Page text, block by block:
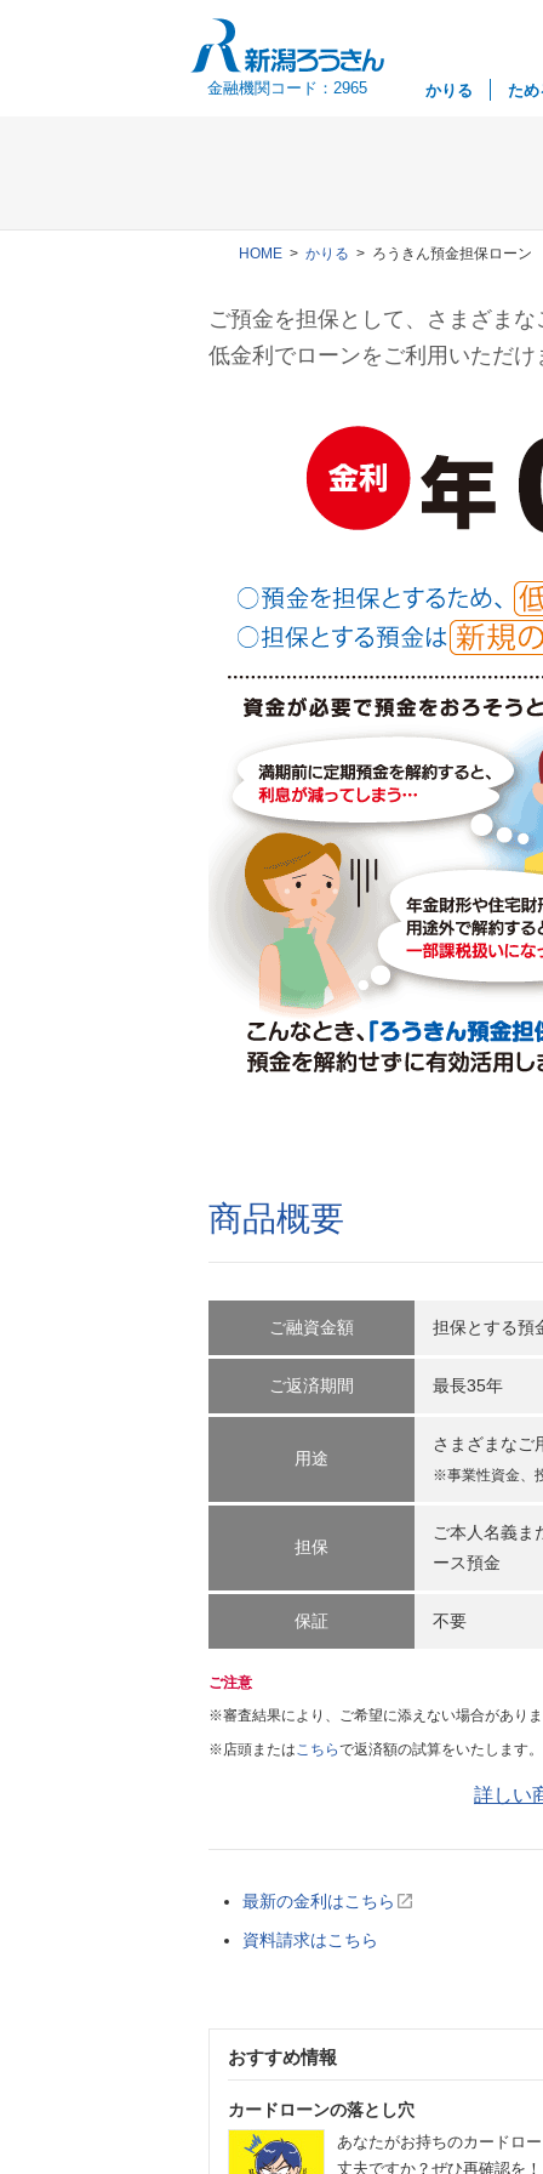
金融機関コード：2965 かりる ため
HOME かりる ろうきん預金担保ローン
ご預金を担保として、さまざまな
低金利でローンをご利用いただけ
商品概要
ご融資金額 担保とする預
ご返済期間 最長35年
用途
さまざまなご
※事業性資金、
担保
ご本人名義ま
ース預金
保証 不要
ご注意
※審査結果により、ご希望に添えない場合があり
※店頭またはこちらで返済額の試算をいたします。
詳しい
最新の金利はこちら
資料請求はこちら
おすすめ情報
カードローンの落とし穴
あなたがお持ちのカードロ
丈夫ですか？ぜひ再確認を！